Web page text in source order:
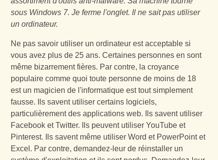
sous Windows 7. Je ferme l'onglet. Il ne sait pas utiliser
un ordinateur.
Ne pas savoir utiliser un ordinateur est acceptable si
vous avez plus de 25 ans. Certaines personnes en sont
même bizarrement fières. Par contre, la croyance
populaire comme quoi toute personne de moins de 18
est un magicien de l'informatique est tout simplement
fausse. Ils savent utiliser certains logiciels,
particulièrement des applications web. Ils savent utiliser
Facebook et Twitter. Ils peuvent utiliser YouTube et
Pinterest. Ils savent même utiliser Word et PowerPoint et
Excel. Par contre, demandez-leur de réinstaller un